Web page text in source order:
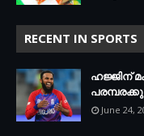
RECENT IN SPORTS
ഹജ്ജിന്
June 24,